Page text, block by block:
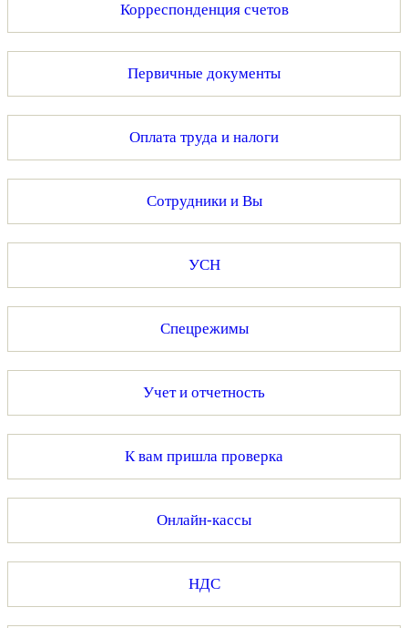
Корреспонденция счетов
Первичные документы
Оплата труда и налоги
Сотрудники и Вы
УСН
Спецрежимы
Учет и отчетность
К вам пришла проверка
Онлайн-кассы
НДС